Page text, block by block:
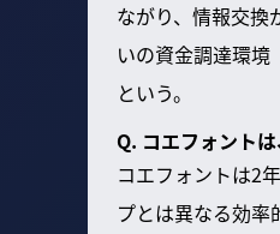
ながり、情報交換
いの資金調達環
という。
Q. コエフォント
コエフォントは2
プとは異なる効